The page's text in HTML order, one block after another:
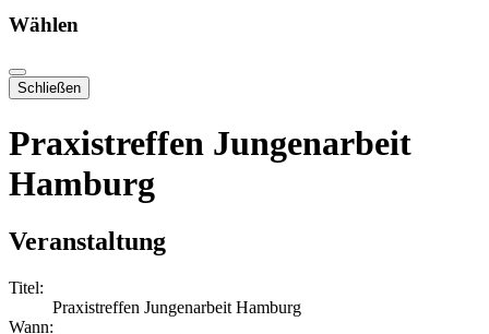
Wählen
Schließen
Praxistreffen Jungenarbeit
Hamburg
Veranstaltung
Titel:
Praxistreffen Jungenarbeit Hamburg
Wann: